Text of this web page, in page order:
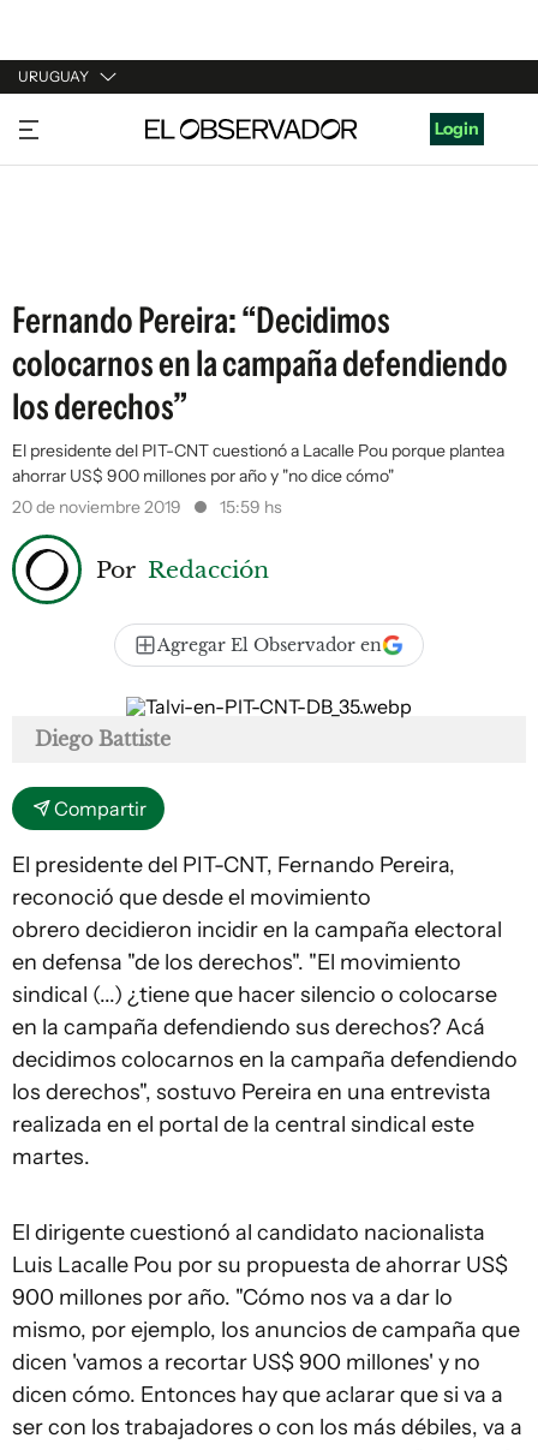
URUGUAY
URUGUAY
ARGENTINA
Login
Fernando Pereira: “Decidimos
colocarnos en la campaña defendiendo
los derechos”
El presidente del PIT-CNT cuestionó a Lacalle Pou porque plantea
ahorrar US$ 900 millones por año y "no dice cómo"
20 de noviembre 2019
15:59 hs
Por Redacción
Agregar El Observador en
Diego Battiste
Compartir
El presidente del PIT-CNT, Fernando Pereira,
reconoció que desde el movimiento
obrero decidieron incidir en la campaña electoral
en defensa "de los derechos". "El movimiento
sindical (...) ¿tiene que hacer silencio o colocarse
en la campaña defendiendo sus derechos? Acá
decidimos colocarnos en la campaña defendiendo
los derechos", sostuvo Pereira en una entrevista
realizada en el portal de la central sindical este
martes.
El dirigente cuestionó al candidato nacionalista
Luis Lacalle Pou por su propuesta de ahorrar US$
900 millones por año. "Cómo nos va a dar lo
mismo, por ejemplo, los anuncios de campaña que
dicen 'vamos a recortar US$ 900 millones' y no
dicen cómo. Entonces hay que aclarar que si va a
ser con los trabajadores o con los más débiles, va a